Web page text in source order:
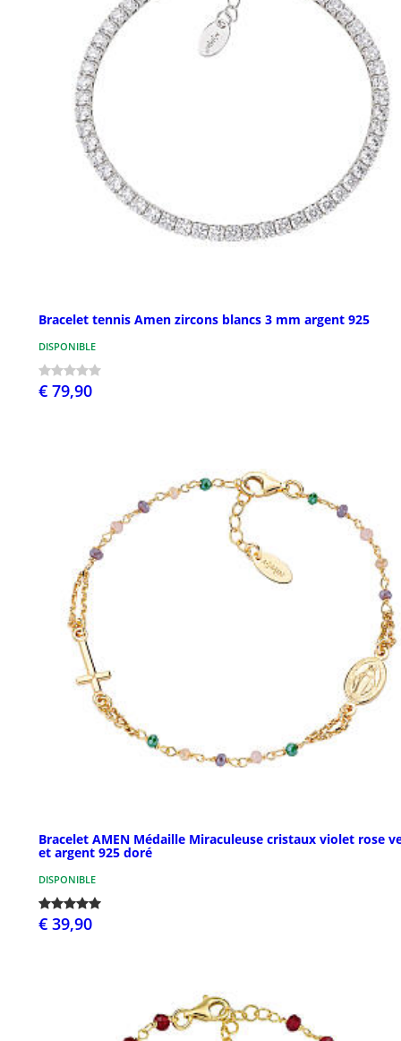
Bracelet tennis Amen zircons blancs 3 mm argent 925
DISPONIBLE
€ 79,90
Bracelet AMEN Médaille Miraculeuse cristaux violet rose
et argent 925 doré
DISPONIBLE
€ 39,90